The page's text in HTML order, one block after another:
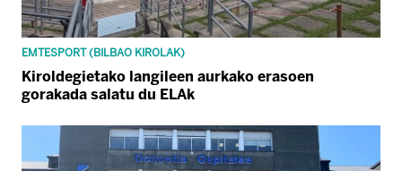
EMTESPORT (BILBAO KIROLAK)
Kiroldegietako langileen aurkako erasoen
gorakada salatu du ELAk